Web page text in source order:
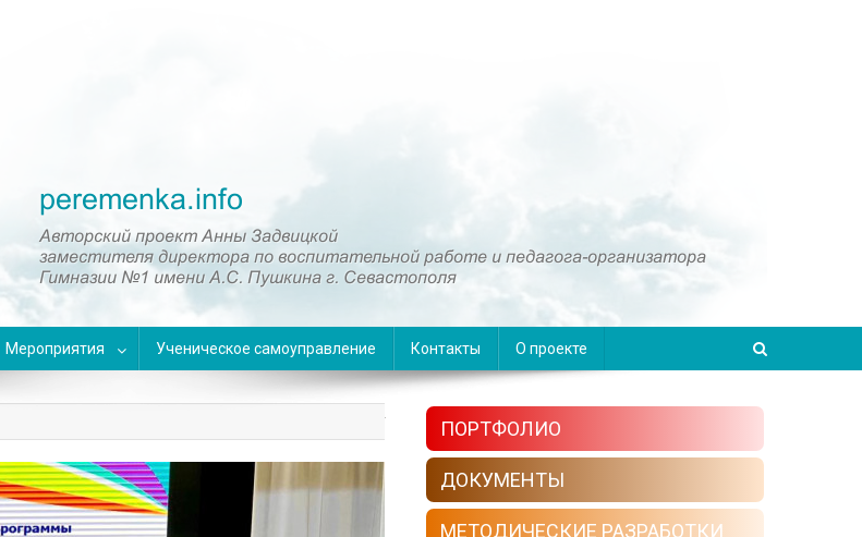
Мероприятия Ученическое самоуправление Контакты О проекте
ПОРТФОЛИО
ДОКУМЕНТЫ
МЕТОДИЧЕСКИЕ РАЗРАБОТКИ